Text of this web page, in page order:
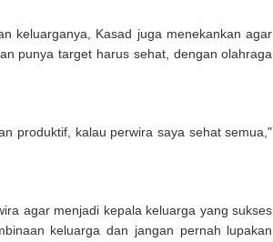
keluarganya, Kasad juga menekankan agar
punya target harus sehat, dengan olahraga
produktif, kalau perwira saya sehat semua,"
agar menjadi kepala keluarga yang sukses
keluarga dan jangan pernah lupakan